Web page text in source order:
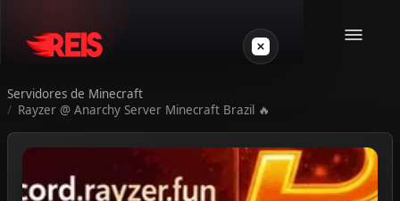
Outros jogos
Servidores de Minecraft
Rayzer @ Anarchy Server Minecraft Brazil 🔥